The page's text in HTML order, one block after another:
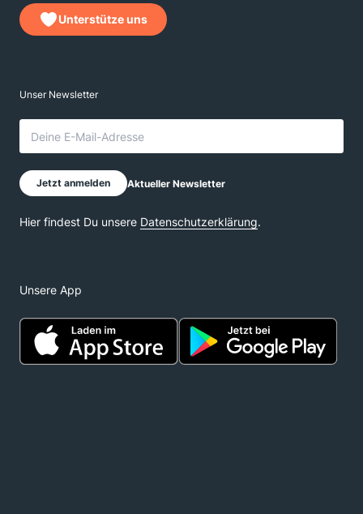
Unterstütze uns
Unsere App